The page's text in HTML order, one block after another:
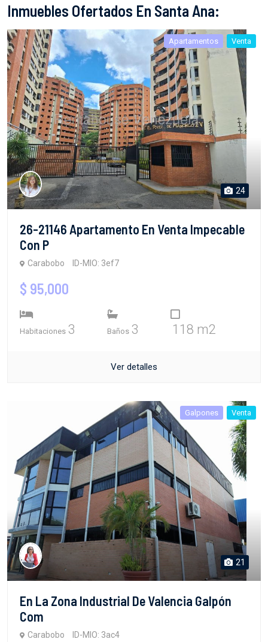
Inmuebles Ofertados En Santa Ana:
Apartamentos Venta
24
26-21146 Apartamento En Venta Impecable
Con P
Carabobo ID-MIO: 3ef7
$ 95,000
Habitaciones 3 Baños 3 118 m2
Ver detalles
Galpones Venta
21
En La Zona Industrial De Valencia Galpón
Com
Carabobo ID-MIO: 3ac4